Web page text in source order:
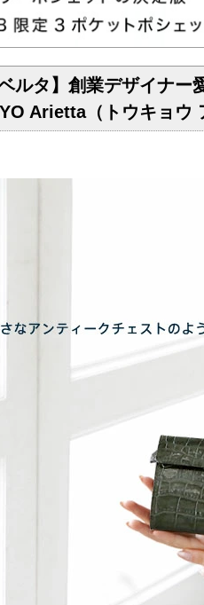
ベルタ】創業デザイナ
Arietta（トウキョウ